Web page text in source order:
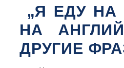
„Я ЕДУ НА
НА
ДРУГИЕ